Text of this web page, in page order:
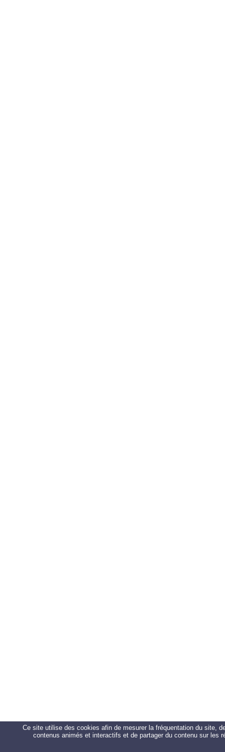
Ce site utilise des cookies afin de mesurer la fréquentation du site,
contenus animés et interactifs et de partager du contenu sur les